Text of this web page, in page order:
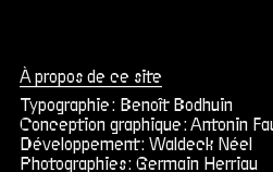
À propos de ce site
Typographie : Benoît Bodhuin
Conception graphique :Antonin
Développement : Waldeck Néel
Photographies : Germain Herriau